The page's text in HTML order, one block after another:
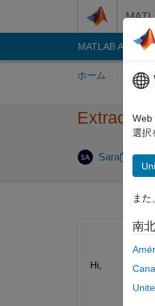
MATLAB Answers
ホーム 質問
Extract
Sara
Hi,
Web
選択
ま
南